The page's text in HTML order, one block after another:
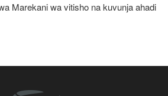
Marekani wa vitisho na kuvunja ahadi